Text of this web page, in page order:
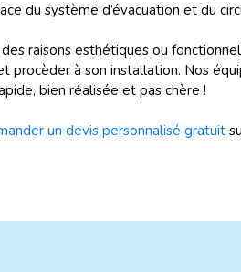
du système d’évacuation et du
raisons esthétiques ou
à son installation. Nos
bien réalisée et pas chère !
un devis personnalisé gratuit